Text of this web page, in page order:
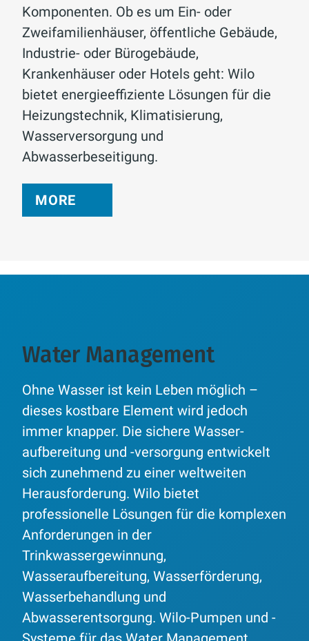
Komponenten. Ob es um Ein- oder
Zweifamilienhäuser, öffentliche Gebäude,
Industrie- oder Bürogebäude,
Krankenhäuser oder Hotels geht: Wilo
bietet energieeffiziente Lösungen für die
Heizungstechnik, Klimatisierung,
Wasserversorgung und
Abwasserbeseitigung.
MORE
Water Management
Ohne Wasser ist kein Leben möglich –
dieses kostbare Element wird jedoch
immer knapper. Die sichere Wasser-
aufbereitung und -versorgung entwickelt
sich zunehmend zu einer weltweiten
Herausforderung. Wilo bietet
professionelle Lösungen für die komplexen
Anforderungen in der
Trinkwassergewinnung,
Wasseraufbereitung, Wasserförderung,
Wasserbehandlung und
Abwasserentsorgung. Wilo-Pumpen und -